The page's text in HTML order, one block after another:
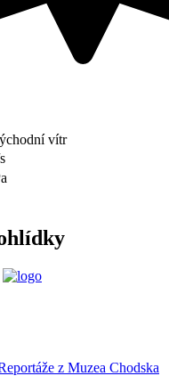
vítr
z Muzea Chodska